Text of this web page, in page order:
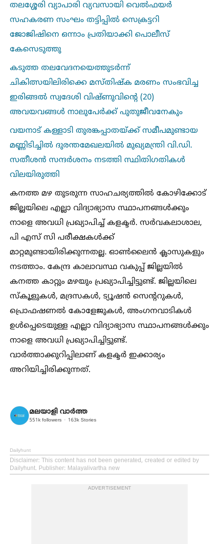
തലശ്ശേരി വ്യാപാരി വ്യവസായി വെല്‍ഫയർ
സഹകരണ സംഘം തട്ടിപ്പില്‍ സെക്രട്ടറി
ജോജിഷിനെ ഒന്നാം പ്രതിയാക്കി പൊലീസ്
കേസെടുത്തു
കടുത്ത തലവേദനയെത്തുടർന്ന്
ചികിത്സയിലിരിക്കെ മസ്തിഷ്‌ക മരണം സംഭവിച്ച
ഇരിങ്ങല്‍ സ്വദേശി വിഷ്ണുവിന്റെ (20)
അവയവങ്ങള്‍ നാലുപേർക്ക് പുതുജീവനേകും
വയനാട് കള്ളാടി തുരങ്കപ്പാതയ്ക്ക് സമീപമുണ്ടായ
മണ്ണിടിച്ചില്‍ ദുരന്തമേഖലയില്‍ മുഖ്യമന്ത്രി വി.ഡി.
സതീശന്‍ സന്ദര്‍ശനം നടത്തി സ്ഥിതിഗതികള്‍
വിലയിരുത്തി
കനത്ത മഴ തുടരുന്ന സാഹചര്യത്തില്‍ കോഴിക്കോട്
ജില്ലയിലെ എല്ലാ വിദ്യാഭ്യാസ സ്ഥാപനങ്ങള്‍ക്കും
നാളെ അവധി പ്രഖ്യാപിച്ച്‌ കളക്ടര്‍. സര്‍വകലാശാല,
പി എസ് സി പരീക്ഷകള്‍ക്ക്
മാറ്റമുണ്ടായിരിക്കുന്നതല്ല. ഓണ്‍ലൈൻ ക്ലാസുകളും
നടത്താം. കേന്ദ്ര കാലാവസ്ഥ വകുപ്പ് ജില്ലയില്‍
കനത്ത കാറ്റും മഴയും പ്രഖ്യാപിച്ചിട്ടുണ്ട്. ജില്ലയിലെ
സ്കൂളുകള്‍, മദ്രസകള്‍, ട്യൂഷൻ സെന്‍ററുകള്‍,
പ്രൊഫഷണല്‍ കോളേജുകള്‍, അംഗനവാടികള്‍
ഉള്‍പ്പെടെയുള്ള എല്ലാ വിദ്യാഭ്യാസ സ്ഥാപനങ്ങള്‍ക്കും
നാളെ അവധി പ്രഖ്യാപിച്ചിട്ടുണ്ട്.
വാര്‍ത്താക്കുറിപ്പിലാണ് കളക്ടര്‍ ഇക്കാര്യം
അറിയിച്ചിരിക്കുന്നത്.
മലയാളി വാര്‍ത്ത
551k followers 163k Stories
Dailyhunt
Disclaimer: This content has not been generated, created or edited by
Dailyhunt. Publisher: Malayalivartha new
ADVERTISEMENT